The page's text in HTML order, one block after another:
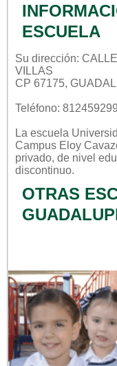
ESCUELA
Su dirección:
VILLAS
CP 67175,
Teléfono:
La escuela
Campus Eloy
privado, de nivel
discontinuo.
OTRAS